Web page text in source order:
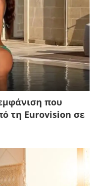
που
τη Eurovision σε